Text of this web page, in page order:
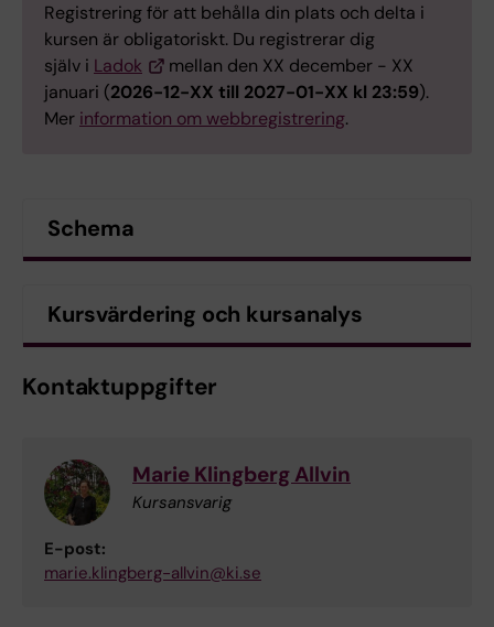
Registrering för att behålla din plats och delta i
kursen är obligatoriskt. Du registrerar dig
själv i Ladok
mellan den XX december - XX
januari (2026-12-XX till 2027-01-XX kl 23:59).
Mer information om webbregistrering.
Schema
Kursvärdering och kursanalys
Kontaktuppgifter
Marie Klingberg Allvin
Kursansvarig
E-post:
marie.klingberg-allvin@ki.se